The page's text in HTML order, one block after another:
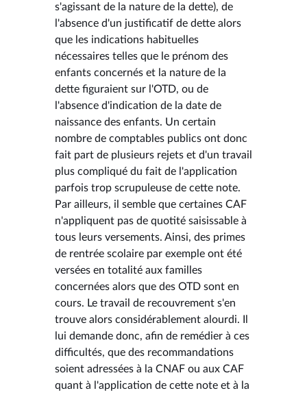
s'agissant de la nature de la dette), de
l'absence d'un justificatif de dette alors
que les indications habituelles
nécessaires telles que le prénom des
enfants concernés et la nature de la
dette figuraient sur l'OTD, ou de
l'absence d'indication de la date de
naissance des enfants. Un certain
nombre de comptables publics ont donc
fait part de plusieurs rejets et d'un travail
plus compliqué du fait de l'application
parfois trop scrupuleuse de cette note.
Par ailleurs, il semble que certaines CAF
n'appliquent pas de quotité saisissable à
tous leurs versements. Ainsi, des primes
de rentrée scolaire par exemple ont été
versées en totalité aux familles
concernées alors que des OTD sont en
cours. Le travail de recouvrement s'en
trouve alors considérablement alourdi. Il
lui demande donc, afin de remédier à ces
difficultés, que des recommandations
soient adressées à la CNAF ou aux CAF
quant à l'application de cette note et à la